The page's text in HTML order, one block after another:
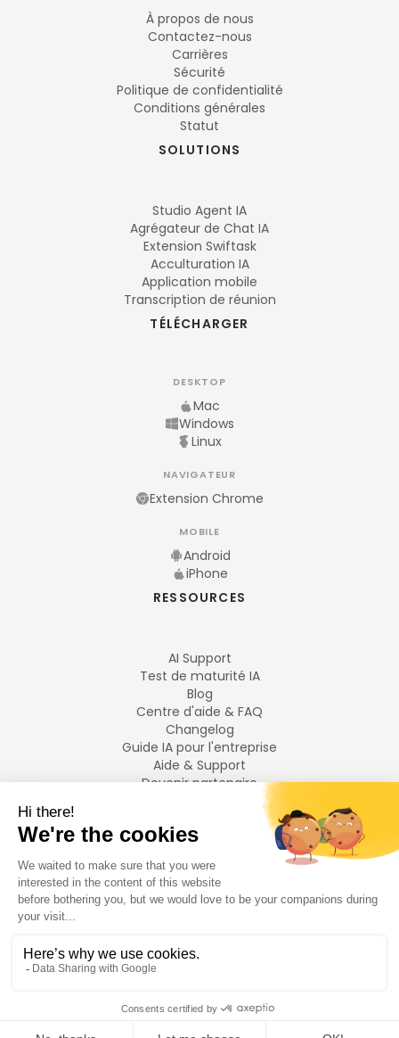
À propos de nous
Contactez-nous
Carrières
Sécurité
Politique de confidentialité
Conditions générales
Statut
SOLUTIONS
Studio Agent IA
Agrégateur de Chat IA
Extension Swiftask
Acculturation IA
Application mobile
Transcription de réunion
TÉLÉCHARGER
DESKTOP
Mac
Windows
Linux
NAVIGATEUR
Extension Chrome
MOBILE
Android
iPhone
RESSOURCES
AI Support
Test de maturité IA
Blog
Centre d'aide & FAQ
Changelog
Guide IA pour l'entreprise
Aide & Support
Devenir partenaire
LANGUES
Français
English
2026Swiftask. Tous droits réservés.